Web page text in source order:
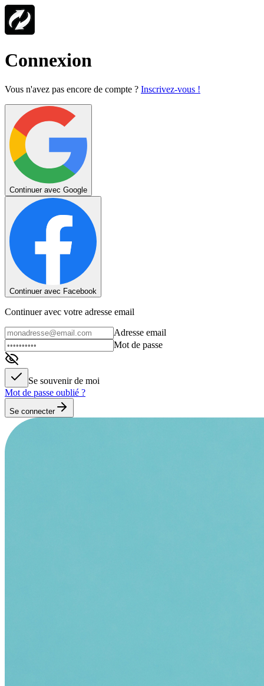
Connexion
Vous n'avez pas encore de compte ? Inscrivez-vous !
Continuer avec Google
Continuer avec Facebook
Continuer avec votre adresse email
Adresse email
Mot de passe
Se souvenir de moi
Mot de passe oublié ?
Se connecter